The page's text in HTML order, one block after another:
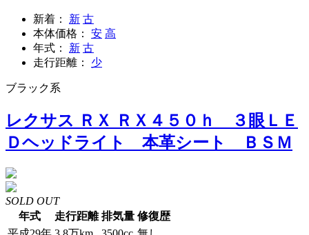
新着： 新 古
本体価格： 安 高
年式： 新 古
走行距離： 少
ブラック系
レクサス ＲＸ ＲＸ４５０ｈ ３眼ＬＥ
Ｄヘッドライト 本革シート ＢＳＭ
SOLD OUT
年式
走行距離 排気量 修復歴